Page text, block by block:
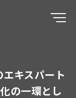
キスパート
の一環とし